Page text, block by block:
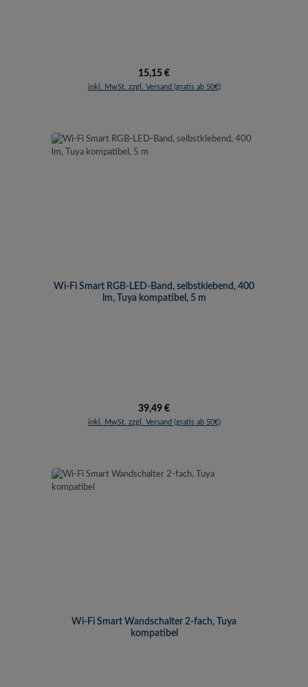
Regulärer Preis:
15,15 €
inkl. MwSt. zzgl. Versand (gratis ab 50€)
Wi-Fi Smart RGB-LED-Band, selbstklebend, 400
lm, Tuya kompatibel, 5 m
Regulärer Preis:
39,49 €
inkl. MwSt. zzgl. Versand (gratis ab 50€)
Wi-Fi Smart Wandschalter 2-fach, Tuya
kompatibel